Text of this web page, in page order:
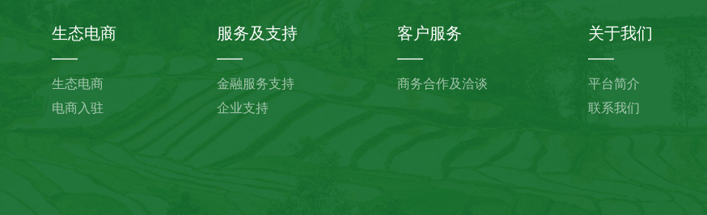
生态电商
生态电商
电商入驻
服务及支持
金融服务支持
企业支持
客户服务
商务合作及洽谈
关于我们
平台简介
联系我们